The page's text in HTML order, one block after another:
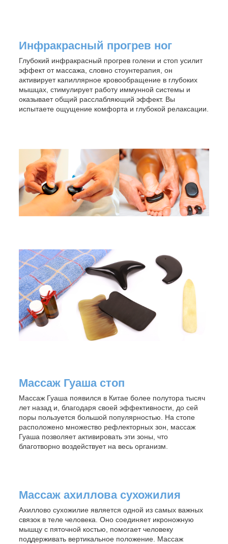
Инфракрасный прогрев ног
Глубокий инфракрасный прогрев голени и стоп усилит
эффект от массажа, словно стоунтерапия, он
активирует капиллярное кровообращение в глубоких
мышцах, стимулирует работу иммунной системы и
оказывает общий расслабляющий эффект. Вы
испытаете ощущение комфорта и глубокой релаксации.
Массаж Гуаша стоп
Массаж Гуаша появился в Китае более полутора тысяч
лет назад и, благодаря своей эффективности, до сей
поры пользуется большой популярностью. На стопе
расположено множество рефлекторных зон, массаж
Гуаша позволяет активировать эти зоны, что
благотворно воздействует на весь организм.
Массаж ахиллова сухожилия
Ахиллово сухожилие является одной из самых важных
связок в теле человека. Оно соединяет икроножную
мышцу с пяточной костью, помогает человеку
поддерживать вертикальное положение. Массаж